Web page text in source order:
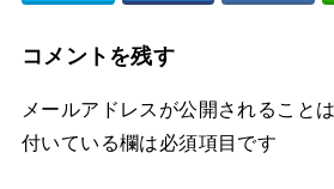
コメントを残す
メールアドレスが公開されること
付いている欄は必須項目です